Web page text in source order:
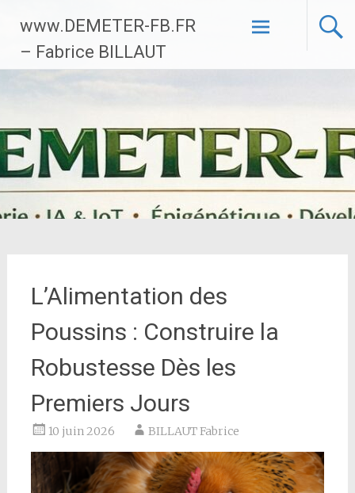
contenu
principal
www.DEMETER-FB.FR
– Fabrice BILLAUT
L’Alimentation des
Poussins : Construire la
Robustesse Dès les
Premiers Jours
10 juin 2026 BILLAUT Fabrice